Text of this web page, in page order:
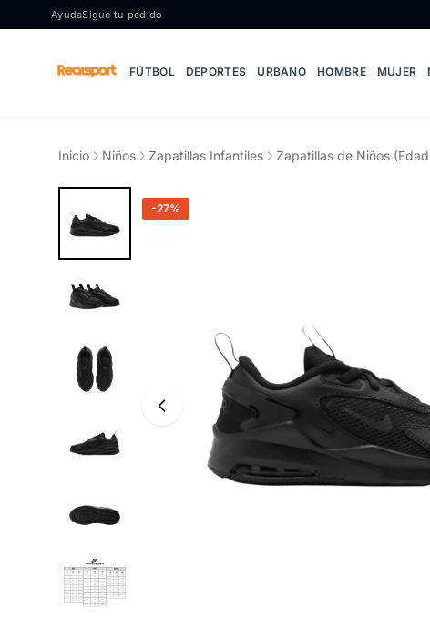
Ir al contenido
AyudaSigue tu pedido
FÚTBOL DEPORTES URBANO HOMBRE MUJER
Inicio Niños Zapatillas Infantiles Zapatillas de Niños
-27%